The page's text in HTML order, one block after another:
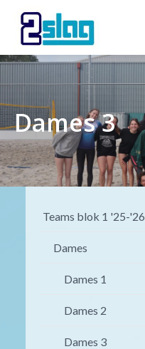
Dames 3
Teams blok 1 '25-'26
Dames
Dames 1
Dames 2
Dames 3